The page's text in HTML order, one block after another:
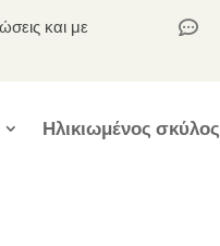
και με

Ηλικιωμένος σκύλος